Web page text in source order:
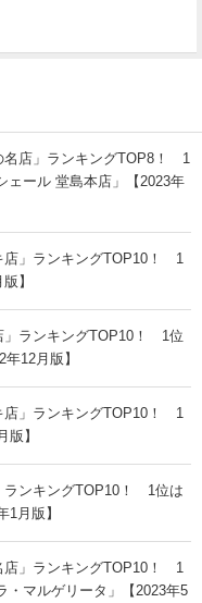
名店」ランキングTOP8！ 1
ェール 堂島本店」【2023年
店」ランキングTOP10！ 1
】
」ランキングTOP10！ 1位
12月版】
店」ランキングTOP10！ 1
版】
ランキングTOP10！ 1位は
1月版】
店」ランキングTOP10！ 1
・マルゲリータ」【2023年5